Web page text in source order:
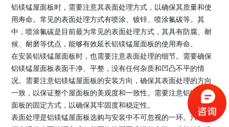
铝镁锰屋面板时，需要注意其表面处理方式，以确保其质量和使
用寿命。常见的表面处理方式有喷涂、镀锌、喷涂氟碳等。其
中，喷涂氟碳是目前最为常见的表面处理方式，其具有防腐、耐
候、耐磨等优点，能够有效延长铝镁锰屋面板的使用寿命。
在安装铝镁锰屋面板时，也需要注意表面处理的细节。需要确保
铝镁锰屋面板表面干净、平整，没有任何杂质和凹凸不平的情
况。需要注意铝镁锰屋面板的安装方向，确保其表面处理的方向
一致，以保证整个屋面板的美观度和一致性。需要注意铝镁锰屋
面板的固定方式，以确保其牢固度和稳定性。
表面处理是铝镁锰屋面板选购与安装中不可忽视的一环。只有选